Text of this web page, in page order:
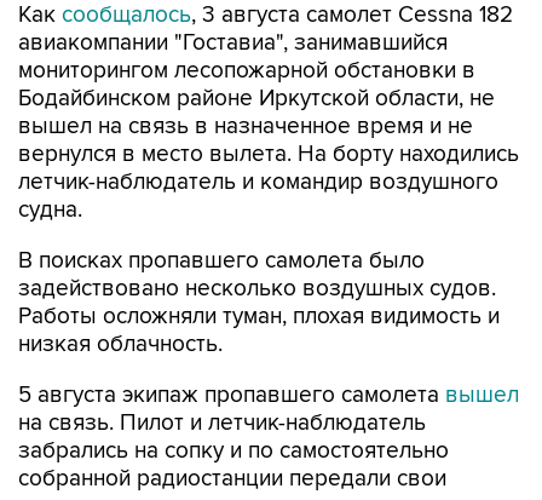
Как сообщалось, 3 августа самолет Cessna 182
авиакомпании "Гоставиа", занимавшийся
мониторингом лесопожарной обстановки в
Бодайбинском районе Иркутской области, не
вышел на связь в назначенное время и не
вернулся в место вылета. На борту находились
летчик-наблюдатель и командир воздушного
судна.
В поисках пропавшего самолета было
задействовано несколько воздушных судов.
Работы осложняли туман, плохая видимость и
низкая облачность.
5 августа экипаж пропавшего самолета вышел
на связь. Пилот и летчик-наблюдатель
забрались на сопку и по самостоятельно
собранной радиостанции передали свои